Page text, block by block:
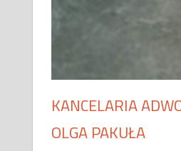
KANCELARIA
OLGA PAKUŁA